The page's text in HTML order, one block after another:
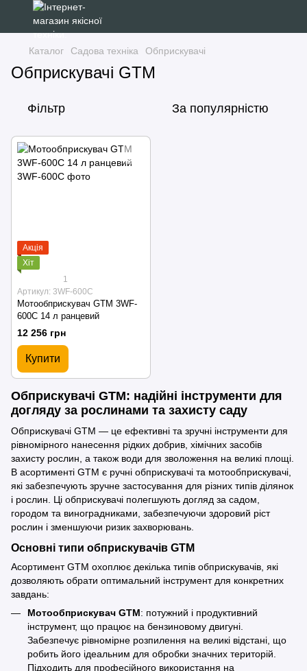
Каталог Садова техніка Обприскувачі
Обприскувачі GTM
Фільтр За популярністю
Акція
Хіт
1
Артикул: 3WF-600C
Мотообприскувач GTM 3WF-
600C 14 л ранцевий
12 256 грн
Купити
Обприскувачі GTM: надійні інструменти для
догляду за рослинами та захисту саду
Обприскувачі GTM — це ефективні та зручні інструменти для
рівномірного нанесення рідких добрив, хімічних засобів
захисту рослин, а також води для зволоження на великі площі.
В асортименті GTM є ручні обприскувачі та мотообприскувачі,
які забезпечують зручне застосування для різних типів ділянок
і рослин. Ці обприскувачі полегшують догляд за садом,
городом та виноградниками, забезпечуючи здоровий ріст
рослин і зменшуючи ризик захворювань.
Основні типи обприскувачів GTM
Асортимент GTM охоплює декілька типів обприскувачів, які
дозволяють обрати оптимальний інструмент для конкретних
завдань:
Мотообприскувач GTM: потужний і продуктивний
інструмент, що працює на бензиновому двигуні.
Забезпечує рівномірне розпилення на великі відстані, що
робить його ідеальним для обробки значних територій.
Підходить для професійного використання на